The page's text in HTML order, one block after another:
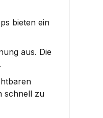
aus. Die
schnell zu